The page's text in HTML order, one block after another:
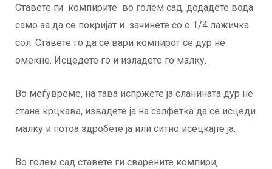
Ставете ги компирите во голем сад, додадете вода
само за да се покријат и зачинете со о 1/4 лажичка
сол. Ставете го да се вари компирот се дур не
омекне. Исцедете го и изладете го малку.
Во меѓувреме, на тава испржете ја сланината дур не
стане крцкава, извадете ја на салфетка да се исцеди
малку и потоа здробете ја или ситно исецкајте ја.
Во голем сад ставете ги сварените компири,